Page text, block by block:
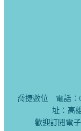
喬捷數位 電話：
址：高
歡迎訂閱電